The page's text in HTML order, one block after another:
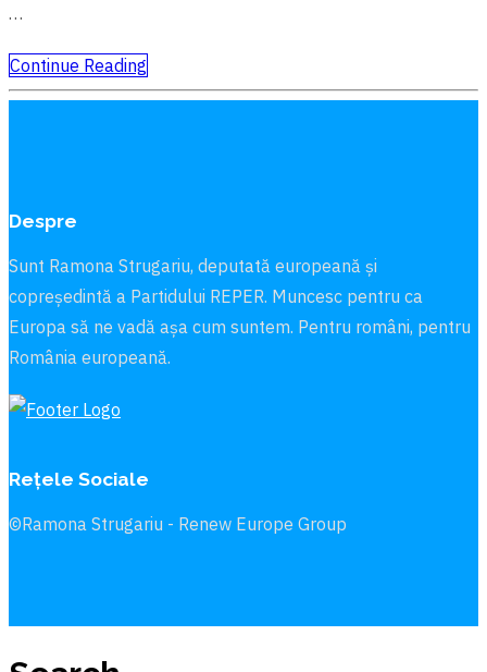
…
Continue Reading
Despre
Sunt Ramona Strugariu, deputată europeană și
copreședintă a Partidului REPER. Muncesc pentru ca
Europa să ne vadă aşa cum suntem. Pentru români, pentru
România europeană.
Rețele Sociale
©Ramona Strugariu - Renew Europe Group